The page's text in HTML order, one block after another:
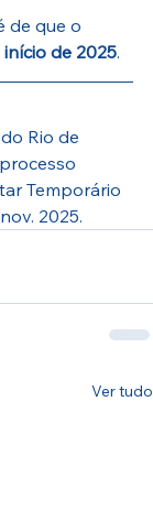
de que o
início de 2025.
Rio de
Temporário
2025.
Ver tudo